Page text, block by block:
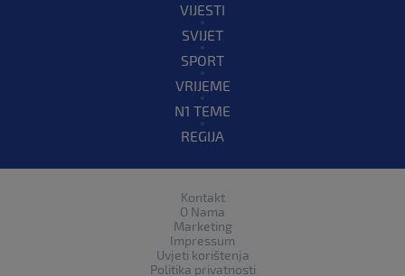
VIJESTI
SVIJET
SPORT
VRIJEME
N1 TEME
REGIJA
Kontakt
O Nama
Marketing
Impressum
Uvjeti korištenja
Politika privatnosti